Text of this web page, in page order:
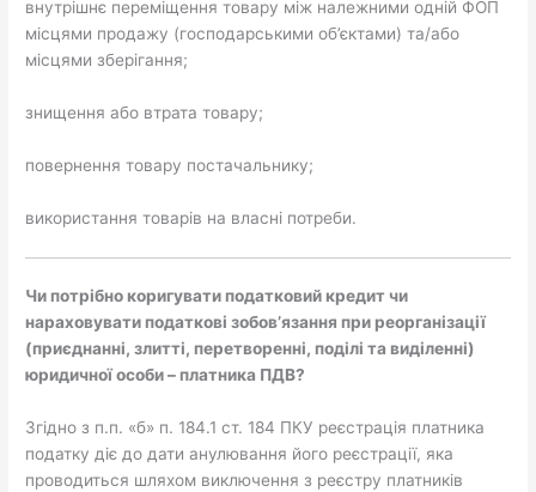
внутрішнє переміщення товару між належними одній ФОП
місцями продажу (господарськими об’єктами) та/або
місцями зберігання;
знищення або втрата товару;
повернення товару постачальнику;
використання товарів на власні потреби.
Чи потрібно коригувати податковий кредит чи
нараховувати податкові зобов’язання при реорганізації
(приєднанні, злитті, перетворенні, поділі та виділенні)
юридичної особи – платника ПДВ?
Згідно з п.п. «б» п. 184.1 ст. 184 ПКУ реєстрація платника
податку діє до дати анулювання його реєстрації, яка
проводиться шляхом виключення з реєстру платників